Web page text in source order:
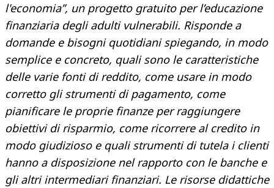
l'economia”, un progetto gratuito per l’educazione
finanziaria degli adulti vulnerabili. Risponde a
domande e bisogni quotidiani spiegando, in modo
semplice e concreto, quali sono le caratteristiche
delle varie fonti di reddito, come usare in modo
corretto gli strumenti di pagamento, come
pianificare le proprie finanze per raggiungere
obiettivi di risparmio, come ricorrere al credito in
modo giudizioso e quali strumenti di tutela i clienti
hanno a disposizione nel rapporto con le banche e
gli altri intermediari finanziari. Le risorse didattiche